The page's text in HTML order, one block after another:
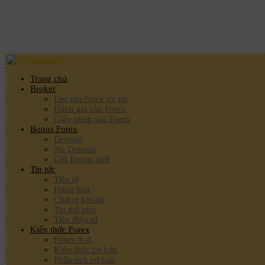
Trang chủ
Broker
List sàn forex uy tín
Đánh giá sàn Forex
Giấy phép sàn Forex
Bonus Forex
Deposit
No Deposit
Gửi Bonus mới
Tin tức
Tiền tệ
Hàng hoá
Chứng khoán
Tin thế giới
Tiền điện tử
Kiến thức Forex
Forex A-Z
Kiến thức cơ bản
Phân tích cơ bản